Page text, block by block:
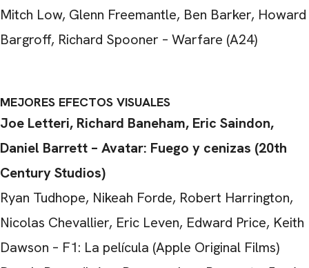
Mitch Low, Glenn Freemantle, Ben Barker, Howard
Bargroff, Richard Spooner – Warfare (A24)
MEJORES EFECTOS VISUALES
Joe Letteri, Richard Baneham, Eric Saindon,
Daniel Barrett – Avatar: Fuego y cenizas (20th
Century Studios)
Ryan Tudhope, Nikeah Forde, Robert Harrington,
Nicolas Chevallier, Eric Leven, Edward Price, Keith
Dawson – F1: La película (Apple Original Films)